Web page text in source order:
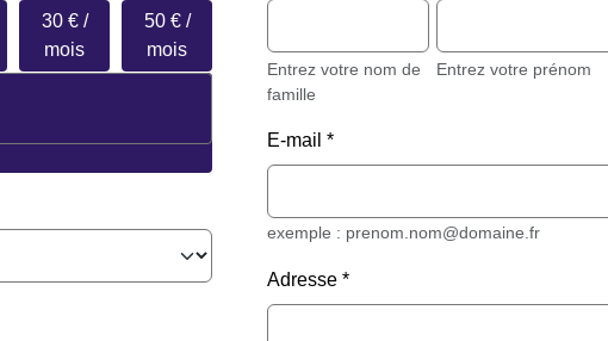
30 € /
mois
50 € /
mois
Entrez votre nom de
famille
Entrez votre prénom
E-mail
exemple : prenom.nom@domaine.fr
Adresse